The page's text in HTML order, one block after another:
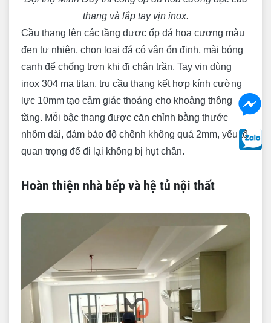
thang và lắp tay vịn inox.
Cầu thang lên các tầng được ốp đá hoa cương màu
đen tự nhiên, chọn loại đá có vân ổn định, mài bóng
cạnh để chống trơn khi đi chân trần. Tay vịn dùng
inox 304 mạ titan, trụ cầu thang kết hợp kính cường
lực 10mm tạo cảm giác thoáng cho khoảng thông
tầng. Mỗi bậc thang được căn chỉnh bằng thước
nhôm dài, đảm bảo độ chênh không quá 2mm, yếu tố
quan trọng để đi lại không bị hụt chân.
Hoàn thiện nhà bếp và hệ tủ nội thất